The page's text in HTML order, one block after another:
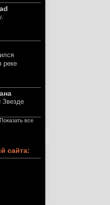
реке
Звезде
Показать все
сайта: